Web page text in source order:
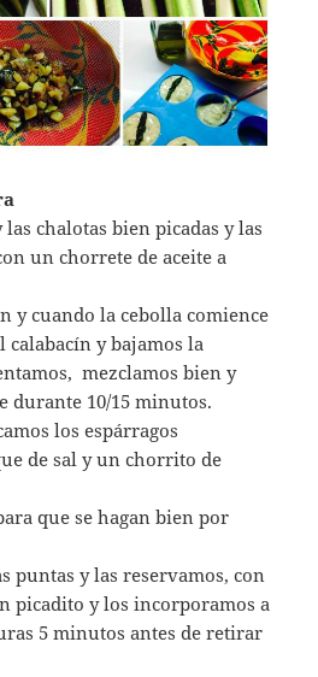
chalotas bien picadas y las
un chorrete de aceite a
y cuando la cebolla comience
calabacín y bajamos la
mezclamos bien y
durante 10/15 minutos.
los espárragos
de sal y un chorrito de
que se hagan bien por
puntas y las reservamos, con
picadito y los incorporamos a
5 minutos antes de retirar